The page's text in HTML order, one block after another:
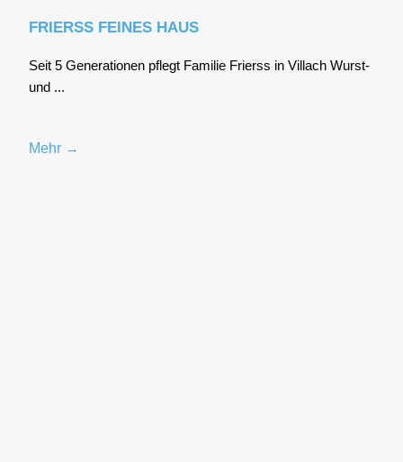
FRIERSS FEINES HAUS
Seit 5 Gene­ra­tio­nen pflegt Fami­lie Frierss in Vil­lach Wurst-
und ...
Mehr →